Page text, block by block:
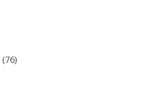
(76)